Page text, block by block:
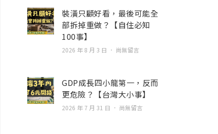
裝潢只顧好看，最後可能全
部拆掉重做？【自住必知
100事】
2026 年 8 月 3 日 尚無留言
GDP成長四小龍第一，反而
更危險？【台灣大小事】
2026 年 7 月 31 日 尚無留言